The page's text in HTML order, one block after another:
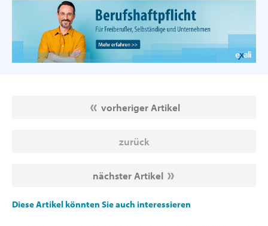
vorheriger Artikel
zurück
nächster Artikel
Diese Artikel könnten Sie auch interessieren